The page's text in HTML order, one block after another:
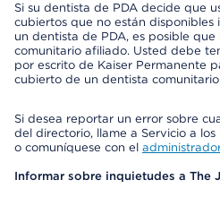
Si su dentista de PDA decide que
cubiertos que no están
un dentista de PDA, es posible
comunitario afiliado. Usted debe
por escrito de Kaiser Permanente
cubierto de un dentista
Si desea reportar un error sobre
del directorio, llame a Servicio a
o comuníquese con el
Informar sobre inquietudes a The